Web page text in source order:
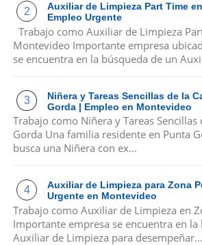
Auxiliar de Limpieza Part Time
Empleo Urgente
Trabajo como Auxiliar de Limpieza
Montevideo Importante empresa
se encuentra en la búsqueda de un
Niñera y Tareas Sencillas de la
Gorda | Empleo en Montevideo
Trabajo como Niñera y Tareas Sencillas
Gorda Una familia residente en Punta
busca una Niñera con ex...
Auxiliar de Limpieza para Zona
Urgente en Montevideo
Trabajo como Auxiliar de Limpieza en
Importante empresa se encuentra en la
Auxiliar de Limpieza para desempeñar...